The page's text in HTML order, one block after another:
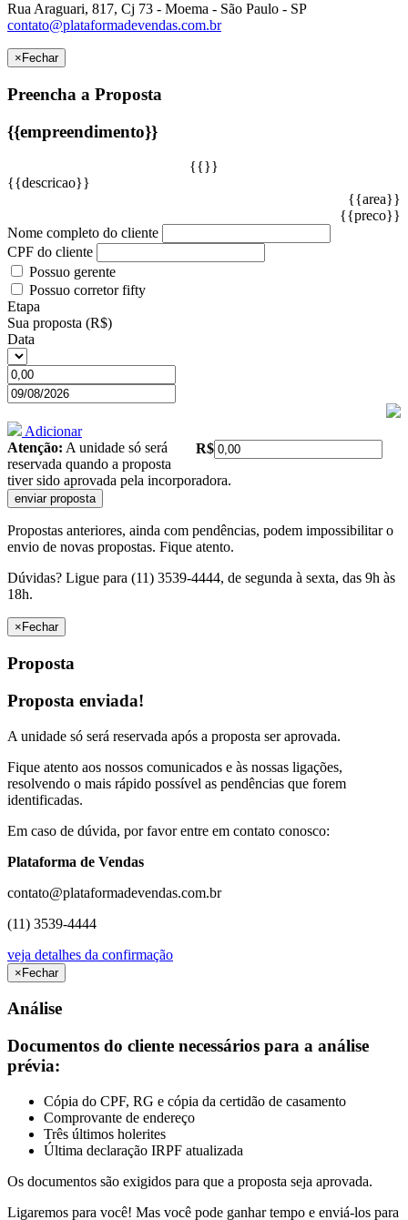
Rua Araguari, 817, Cj 73 - Moema - São Paulo - SP
contato@plataformadevendas.com.br
× Fechar
Preencha a Proposta
{{empreendimento}}
{{}}
{{descricao}}
{{area}}
{{preco}}
Nome completo do cliente
CPF do cliente
Possuo gerente
Possuo corretor fifty
Etapa
Sua proposta (R$)
Data
Adicionar
R$
Atenção: A unidade só será
reservada quando a proposta
tiver sido aprovada pela incorporadora.
Propostas anteriores, ainda com pendências, podem impossibilitar o
envio de novas propostas. Fique atento.
Dúvidas? Ligue para (11) 3539-4444, de segunda à sexta, das 9h às
18h.
× Fechar
Proposta
Proposta enviada!
A unidade só será reservada após a proposta ser aprovada.
Fique atento aos nossos comunicados e às nossas ligações,
resolvendo o mais rápido possível as pendências que forem
identificadas.
Em caso de dúvida, por favor entre em contato conosco:
Plataforma de Vendas
contato@plataformadevendas.com.br
(11) 3539-4444
veja detalhes da confirmação
×Fechar
Análise
Documentos do cliente necessários para a análise
prévia:
Cópia do CPF, RG e cópia da certidão de casamento
Comprovante de endereço
Três últimos holerites
Última declaração IRPF atualizada
Os documentos são exigidos para que a proposta seja aprovada.
Ligaremos para você! Mas você pode ganhar tempo e enviá-los para